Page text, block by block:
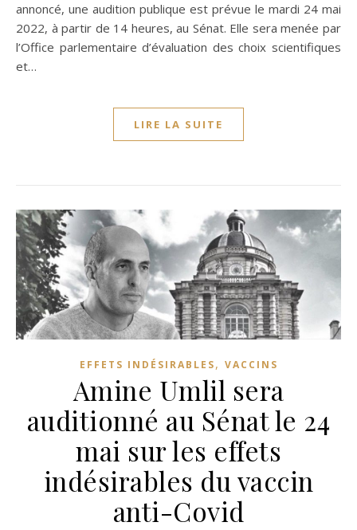
annoncé, une audition publique est prévue le mardi 24 mai
2022, à partir de 14 heures, au Sénat. Elle sera menée par
l’Office parlementaire d’évaluation des choix scientifiques
et…
LIRE LA SUITE
EFFETS INDÉSIRABLES, VACCINS
Amine Umlil sera
auditionné au Sénat le 24
mai sur les effets
indésirables du vaccin
anti-Covid